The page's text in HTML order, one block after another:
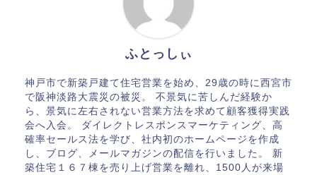
ふとっしぃ
神戸市で新築戸建て住宅営業を始め、29歳の時に西宮市
で阪神淡路大震災の被災。 不景気に苦しんだ経験か
ら、景気に左右されない営業方法を求めて顧客獲得実践
会へ入会。 ダイレクトレスポンスマーケティング、高
確率セールス法を学び、社内初のホームページを作成
し、ブログ、メールマガジンの配信を行いました。 新
築住宅１６７棟を売り上げ営業を離れ、1500人が来場